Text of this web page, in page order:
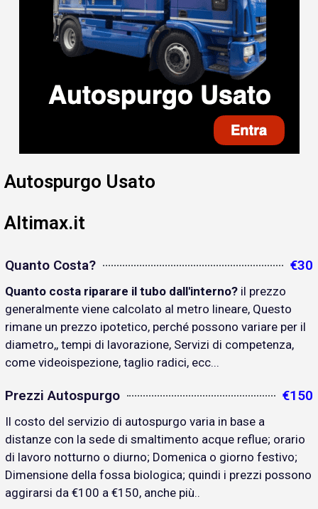
Autospurgo Usato
Altimax.it
Quanto Costa? €30
Quanto costa riparare il tubo dall'interno? il prezzo
generalmente viene calcolato al metro lineare, Questo
rimane un prezzo ipotetico, perché possono variare per il
diametro,, tempi di lavorazione, Servizi di competenza,
come videoispezione, taglio radici, ecc...
Prezzi Autospurgo €150
Il costo del servizio di autospurgo varia in base a
distanze con la sede di smaltimento acque reflue; orario
di lavoro notturno o diurno; Domenica o giorno festivo;
Dimensione della fossa biologica; quindi i prezzi possono
aggirarsi da €100 a €150, anche più..